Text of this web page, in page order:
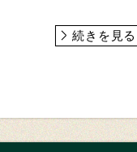
続きを見る